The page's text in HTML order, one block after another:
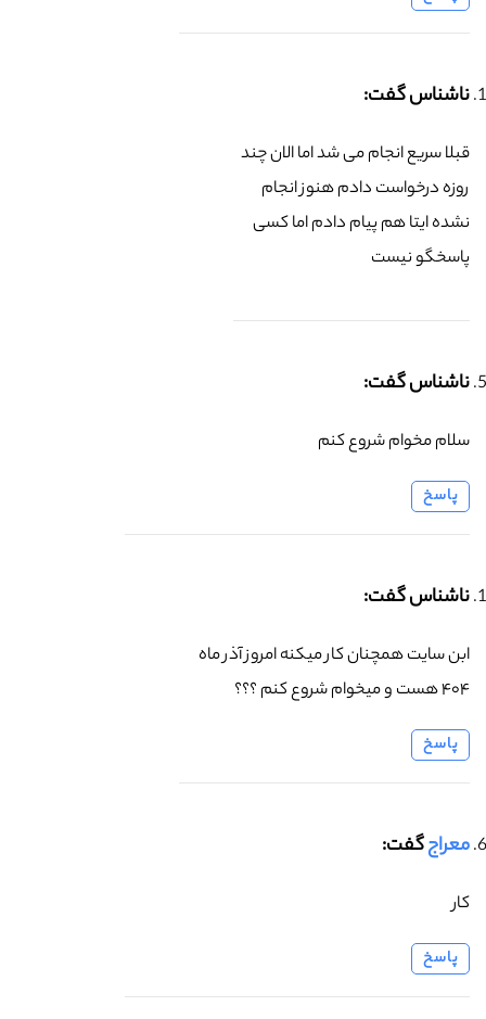
ناشناس گفت:
قبلا سریع انجام می شد اما الان چند
روزه درخواست دادم هنوز انجام
نشده ایتا هم پیام دادم اما کسی
پاسخگو نیست
ناشناس گفت:
سلام مخوام شروع کنم
پاسخ
ناشناس گفت:
ابن سایت همچنان کار میکنه امروز آذر ماه
۴۰۴ هست و میخوام شروع کنم ؟؟؟
پاسخ
معراجگفت:
کار
پاسخ